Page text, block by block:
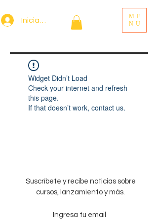
Iniciar sesión
ME
NU
Widget Didn’t Load
Check your internet and refresh
this page.
If that doesn’t work, contact us.
Suscríbete y recibe noticias sobre
cursos, lanzamiento y más.